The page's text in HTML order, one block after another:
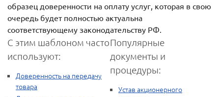
образец доверенности на оплату услуг, которая в свою
очередь будет полностью актуальна
соответствующему законодательству РФ.
С этим шаблоном часто
используют:
Доверенность на передачу
товара
Популярные
документы и
процедуры:
Устав акционерного